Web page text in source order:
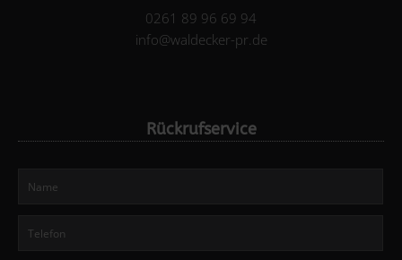
0261 89 96 69 94
info@waldecker-pr.de
Rückrufservice